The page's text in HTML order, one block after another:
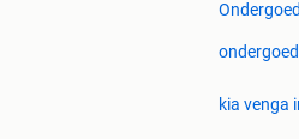
Ondergoed
kia venga